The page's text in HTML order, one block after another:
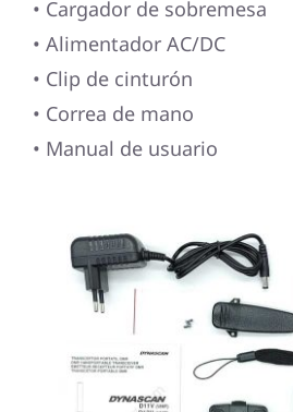
• Cargador de sobremesa
• Alimentador AC/DC
• Clip de cinturón
• Correa de mano
• Manual de usuario